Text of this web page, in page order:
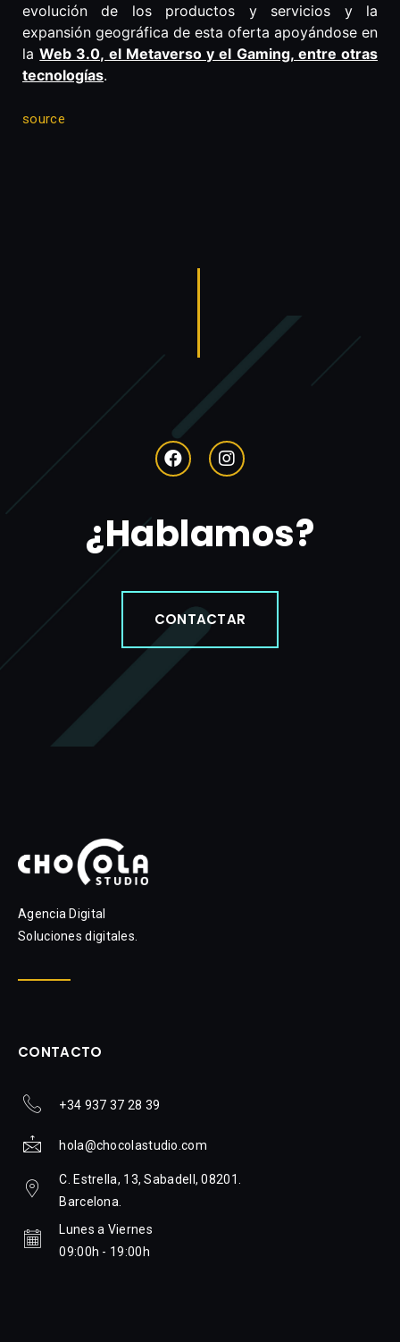
evolución de los productos y servicios y la
expansión geográfica de esta oferta apoyándose en
laWeb 3.0, el Metaverso y el Gaming, entre otras
tecnologías.
source
¿Hablamos?
CONTACTAR
Agencia Digital
Soluciones digitales.
CONTACTO
+34 937 37 28 39
hola@chocolastudio.com
C. Estrella, 13, Sabadell, 08201.
Barcelona.
Lunes a Viernes
09:00h - 19:00h